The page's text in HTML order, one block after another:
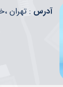
​​آدرس : تهران